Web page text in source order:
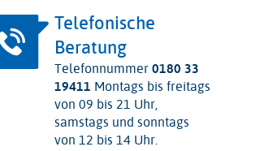
Telefonische
Beratung
Telefonnummer0180 33
19411 Montags bis freitags
von 09 bis 21 Uhr,
samstags und sonntags
von 12 bis 14 Uhr.